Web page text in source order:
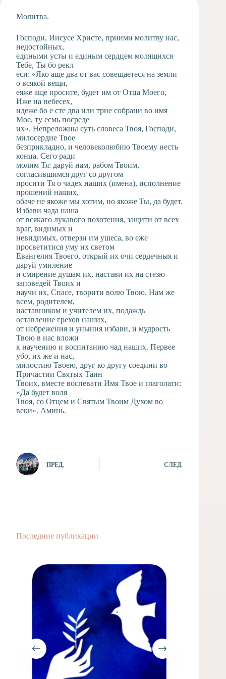
студия
Музыкальное
отделение
Психологическая
Служба
Тьюторская
служба
Молитва.
Господи, Иисусе Христе, приими молитву нас,
недостойных,
едиными усты и единым сердцем молящихся
Тебе, Ты бо рекл
еси: «Яко аще два от вас совещаетеся на земли
о всякой вещи,
еяже аще просите, будет им от Отца Моего,
Иже на небесех,
идеже бо е сте два или трие собрани во имя
Мое, ту есмь посреде
их». Непреложны суть словеса Твоя, Господи,
милосердие Твое
безприкладно, и человеколюбию Твоему несть
конца. Сего ради
молим Тя: даруй нам, рабом Твоим,
согласившимся друг со другом
просити Тя о чадех наших (имена), исполнение
прошений наших,
обаче не якоже мы хотим, но якоже Ты, да будет.
Избави чада наша
от всякаго лукавого похотения, защити от всех
враг, видимых и
невидимых, отверзи им ушеса, во еже
просветитися уму их светом
Евангелия Твоего, открый их очи сердечныя и
даруй умиление
и смирение душам их, настави их на стезю
заповедей Твоих и
научи их, Спасе, творити волю Твою. Нам же
всем, родителем,
наставником и учителем их, подаждь
оставление грехов наших,
от небрежения и уныния избави, и мудрость
Твою в нас вложи
к научению и воспитанию чад наших. Первее
убо, их же и нас,
милостию Твоею, друг ко другу соедини во
Причастии Святых Таин
Твоих, вместе воспевати Имя Твое и глаголати:
«Да будет воля
Твоя, со Отцем и Святым Твоим Духом во
веки». Аминь.
ПРЕД. СЛЕД.
Последние публикации